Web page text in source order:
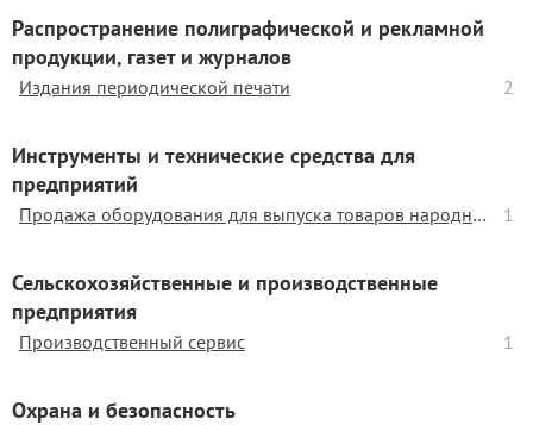
Распространение полиграфической и рекламной
продукции, газет и журналов
2
Издания периодической печати
Инструменты и технические средства для
предприятий
1
Продажа оборудования для выпуска товаров народного хозяйства
Сельскохозяйственные и производственные
предприятия
1
Производственный сервис
Охрана и безопасность